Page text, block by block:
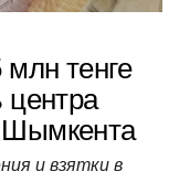
тенге
центра
Шымкента
и взятки в